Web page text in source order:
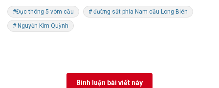
#Đục thông 5 vòm cầu # đường sắt phía Nam cầu Long Biên
# Nguyễn Kim Quỳnh
Bình luận bài viết này